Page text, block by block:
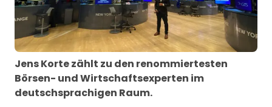
Jens Korte zählt zu den renommiertesten
Börsen- und Wirtschaftsexperten im
deutschsprachigen Raum.